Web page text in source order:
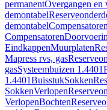
permanentOvergangen en
demontabel
demontabelCompensatoren
Compensatoren
EindkappenMuurplaten
Mapress rvs, gas
gasSysteembuizen 1.4401
1.4401BuisstukSokken
SokkenVerlopen
VerlopenBochten